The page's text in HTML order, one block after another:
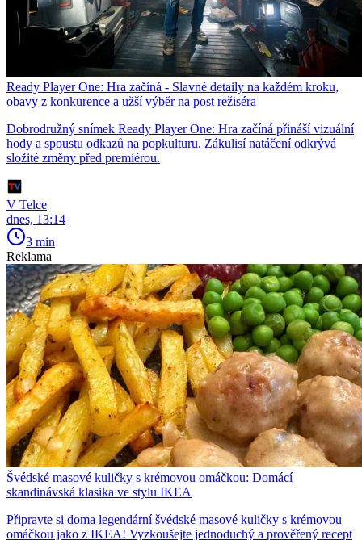
Ready Player One: Hra začíná - Slavné detaily na každém kroku,
obavy z konkurence a užší výběr na post režiséra
Dobrodružný snímek Ready Player One: Hra začíná přináší vizuální
hody a spoustu odkazů na popkulturu. Zákulisí natáčení odkrývá
složité změny před premiérou.
V Telce
dnes, 13:14
3 min
Reklama
Švédské masové kuličky s krémovou omáčkou: Domácí
skandinávská klasika ve stylu IKEA
Připravte si doma legendární švédské masové kuličky s krémovou
omáčkou jako z IKEA! Vyzkoušejte jednoduchý a prověřený recept